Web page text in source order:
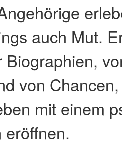
auch Mut.
Biographien,
von
mit einem
eröffnen.